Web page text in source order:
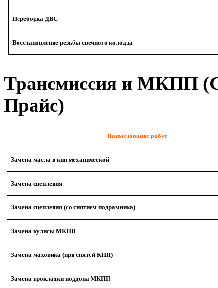
Переборка ДВС
Восстановление резьбы свечного колодца
Трансмиссия и МКПП
Прайс)
Наименование работ
Замена масла в кпп механической
Замена сцепления
Замена сцепления (со снятием подрамника)
Замена кулисы МКПП
Замена маховика (при снятой КПП)
Замена прокладки поддона МКПП